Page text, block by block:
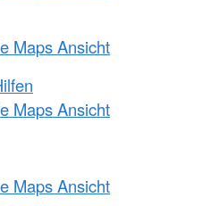
Maps Ansicht
Maps Ansicht
Maps Ansicht